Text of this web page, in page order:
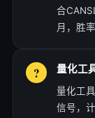
合
月，胜
量化工
量化工
信号，